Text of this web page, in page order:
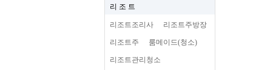
리 조 트
리조트조리사 리조트주방장
리조트주 룸메이드(청소)
리조트관리청소